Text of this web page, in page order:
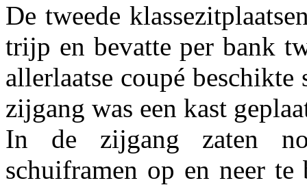
De tweede
trijp en bevatte per bank
allerlaatse coupé
zijgang was een kast
In de zijgang zaten
schuiframen op en neer te